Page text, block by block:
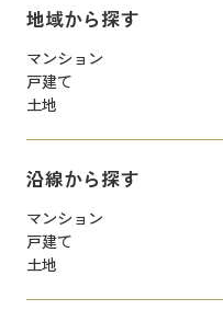
地域から探す
マンション
戸建て
土地
沿線から探す
マンション
戸建て
土地